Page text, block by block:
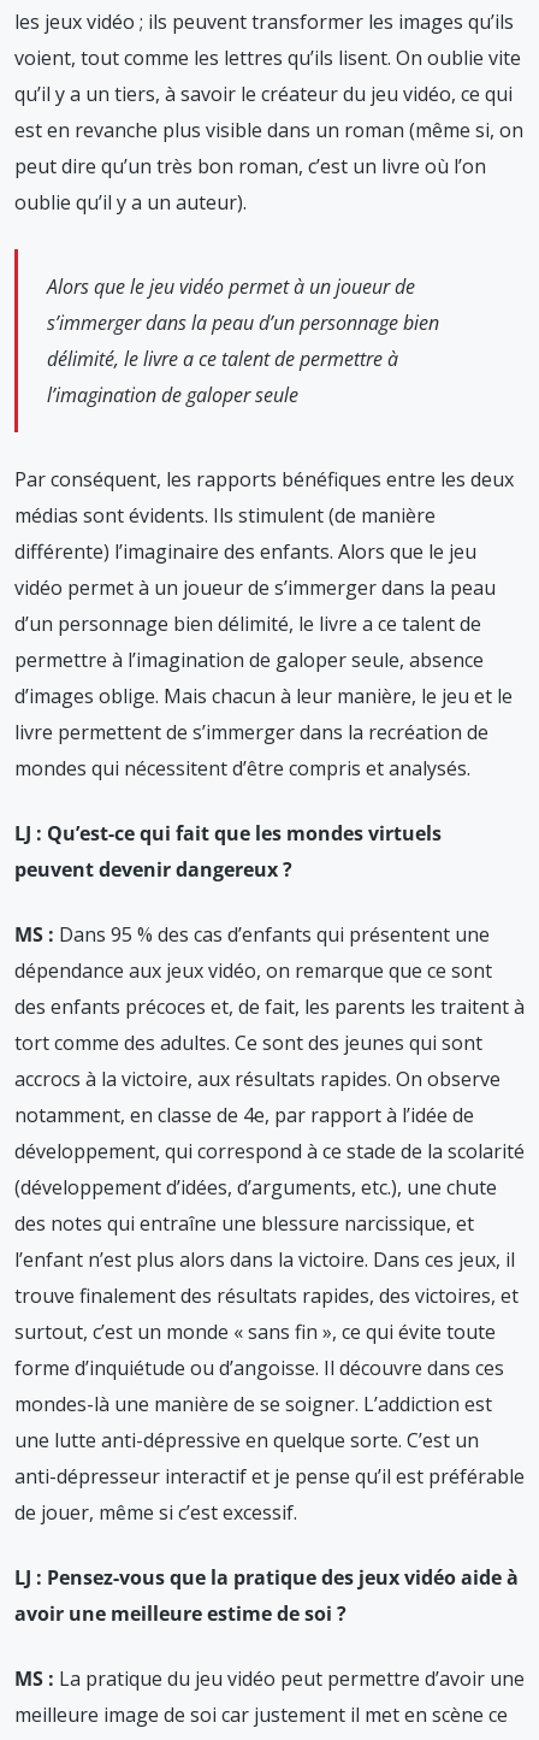
les jeux vidéo ; ils peuvent transformer les images qu’ils
voient, tout comme les lettres qu’ils lisent. On oublie vite
qu’il y a un tiers, à savoir le créateur du jeu vidéo, ce qui
est en revanche plus visible dans un roman (même si, on
peut dire qu’un très bon roman, c’est un livre où l’on
oublie qu’il y a un auteur).
Alors que le jeu vidéo permet à un joueur de
s’immerger dans la peau d’un personnage bien
délimité, le livre a ce talent de permettre à
l’imagination de galoper seule
Par conséquent, les rapports bénéfiques entre les deux
médias sont évidents. Ils stimulent (de manière
différente) l’imaginaire des enfants. Alors que le jeu
vidéo permet à un joueur de s’immerger dans la peau
d’un personnage bien délimité, le livre a ce talent de
permettre à l’imagination de galoper seule, absence
d’images oblige. Mais chacun à leur manière, le jeu et le
livre permettent de s’immerger dans la recréation de
mondes qui nécessitent d’être compris et analysés.
LJ : Qu’est-ce qui fait que les mondes virtuels
peuvent devenir dangereux ?
MS : Dans 95 % des cas d’enfants qui présentent une
dépendance aux jeux vidéo, on remarque que ce sont
des enfants précoces et, de fait, les parents les traitent à
tort comme des adultes. Ce sont des jeunes qui sont
accrocs à la victoire, aux résultats rapides. On observe
notamment, en classe de 4e, par rapport à l’idée de
développement, qui correspond à ce stade de la scolarité
(développement d’idées, d’arguments, etc.), une chute
des notes qui entraîne une blessure narcissique, et
l’enfant n’est plus alors dans la victoire. Dans ces jeux, il
trouve finalement des résultats rapides, des victoires, et
surtout, c’est un monde « sans fin », ce qui évite toute
forme d’inquiétude ou d’angoisse. Il découvre dans ces
mondes-là une manière de se soigner. L’addiction est
une lutte anti-dépressive en quelque sorte. C’est un
anti-dépresseur interactif et je pense qu’il est préférable
de jouer, même si c’est excessif.
LJ : Pensez-vous que la pratique des jeux vidéo aide à
avoir une meilleure estime de soi ?
MS : La pratique du jeu vidéo peut permettre d’avoir une
meilleure image de soi car justement il met en scène ce